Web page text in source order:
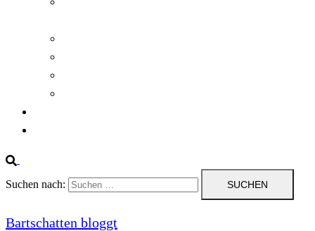
Suchen nach:
Bartschatten bloggt